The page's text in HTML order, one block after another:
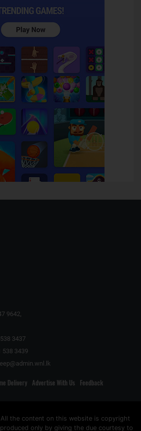
9642,
3437
538 3439
Delivery Advertise With Us Feedback
the content on this website is copyright
only by giving the due courtesy to